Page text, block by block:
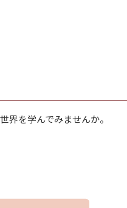
界を学んでみませんか。